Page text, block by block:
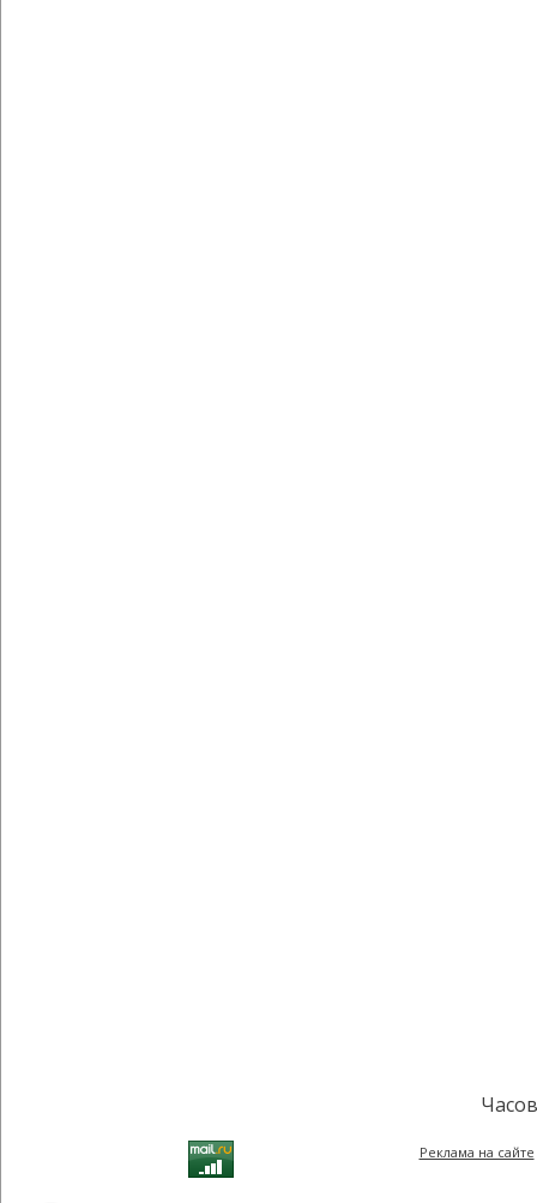
Реклама на сайте